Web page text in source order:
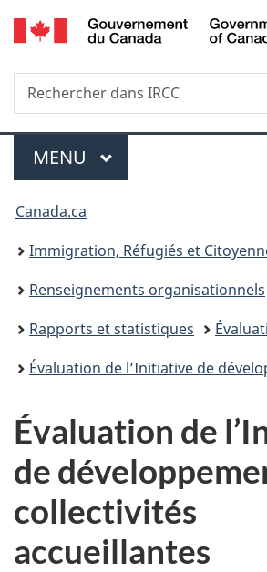
Passer
au
Passer
à
du
Passer
à
Recherche
Rechercher
dans
Menu
MENU PRINCIPAL
Vous
êtes
ici :
Canada.ca
Immigration, Réfugiés et
Renseignements organisationnels
Rapports et statistiques
Évaluation de l’Initiative de développement de
Évaluation de
de
collectivités
accueillantes